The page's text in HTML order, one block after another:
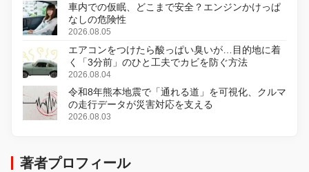
車内での仮眠、どこまで安全？エンジンかけっぱ
なしの危険性
2026.08.05
エアコンをつけたら酸っぱい臭いが…目的地に着
く「3分前」のひと工夫でカビを防ぐ方法
2026.08.04
令和8年熊本地震で「通れる道」を可視化、クルマ
の走行データが災害対応を支える
2026.08.03
著者プロフィール